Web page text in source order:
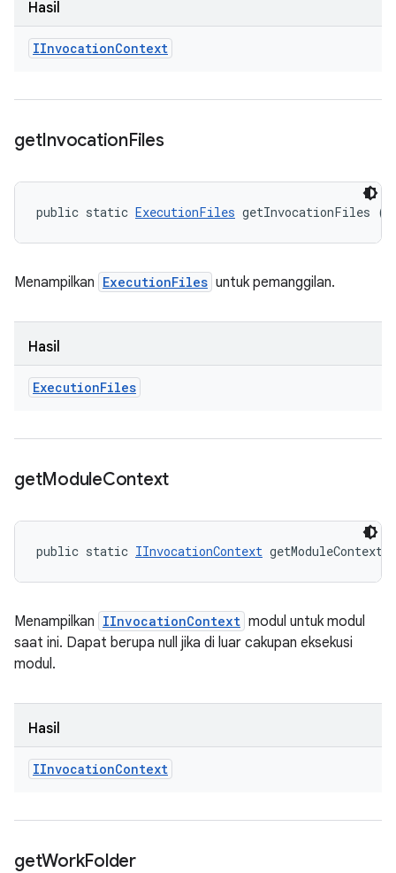
Hasil
IInvocationContext
getInvocationFiles
public static ExecutionFiles getInvocationFiles ()
Menampilkan ExecutionFiles untuk pemanggilan.
Hasil
ExecutionFiles
getModuleContext
public static IInvocationContext getModuleContext
Menampilkan IInvocationContext modul untuk modul
saat ini. Dapat berupa null jika di luar cakupan eksekusi
modul.
Hasil
IInvocationContext
getWorkFolder